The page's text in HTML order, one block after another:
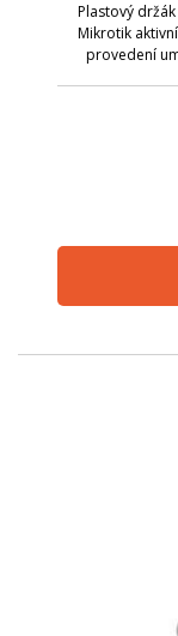
Plastový
Mikrotik
provedení